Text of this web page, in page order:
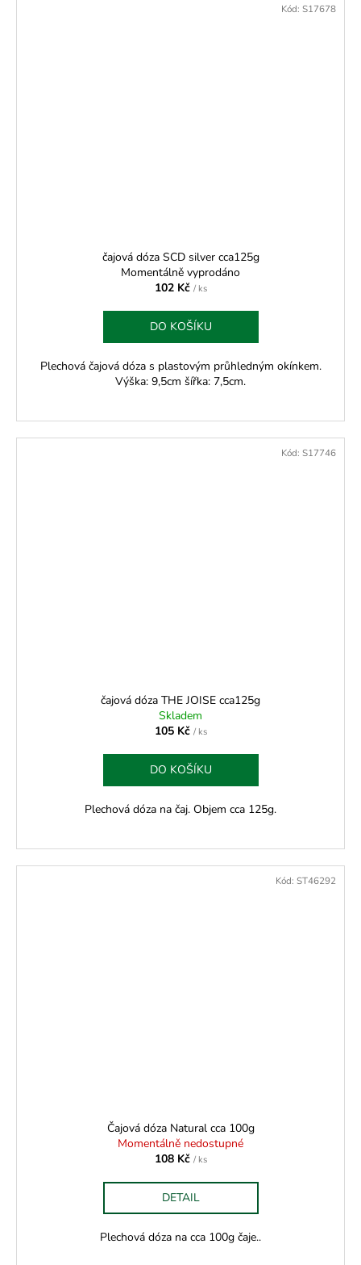
čajová dóza SCD silver cca125g
Momentálně vyprodáno
102 Kč / ks
DO KOŠÍKU
Plechová čajová dóza s plastovým průhledným okínkem.
Výška: 9,5cm šířka: 7,5cm.
Kód: S17678
čajová dóza THE JOISE cca125g
Skladem
105 Kč / ks
DO KOŠÍKU
Plechová dóza na čaj. Objem cca 125g.
Kód: S17746
Čajová dóza Natural cca 100g
Momentálně nedostupné
108 Kč / ks
DETAIL
Plechová dóza na cca 100g čaje..
Kód: ST46292